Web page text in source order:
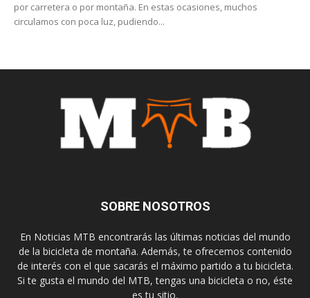
por carretera o por montaña. En estas ocasiones, muchos
circulamos con poca luz, pudiendo...
SOBRE NOSOTROS
En Noticias MTB encontrarás las últimas noticias del mundo
de la bicicleta de montaña. Además, te ofrecemos contenido
de interés con el que sacarás el máximo partido a tu bicicleta.
Si te gusta el mundo del MTB, tengas una bicicleta o no, éste
es tu sitio.